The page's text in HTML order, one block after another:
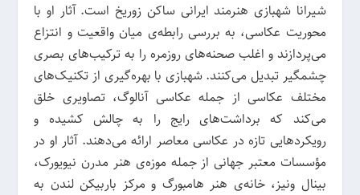
شیرانا شهبازی هنرمند ایرانی‌ ساکن زوریخ است. آثار او با
محوریت عکاسی، به بررسی رابطه‌ی میان واقعیت و انتزاع
می‌پردازند و اغلب صحنه‌های روزمره را به ترکیب‌های بصری
چشمگیر تبدیل می‌کنند. شهبازی با بهره‌گیری از تکنیک‌های
مختلف عکاسی از جمله عکاسی آنالوگ، تصاویری خلق
می‌کند که برداشت‌های رایج را به چالش کشیده و
رویکردهایی تازه‌ در عکاسی معاصر ارائه می‌دهند. آثار او در
مؤسسات معتبر جهانی از جمله موزه‌ی هنر مدرن نیویورک،
بینال ونیز، خانه‌ی هنر هامبورگ و مرکز باربیکن لندن به